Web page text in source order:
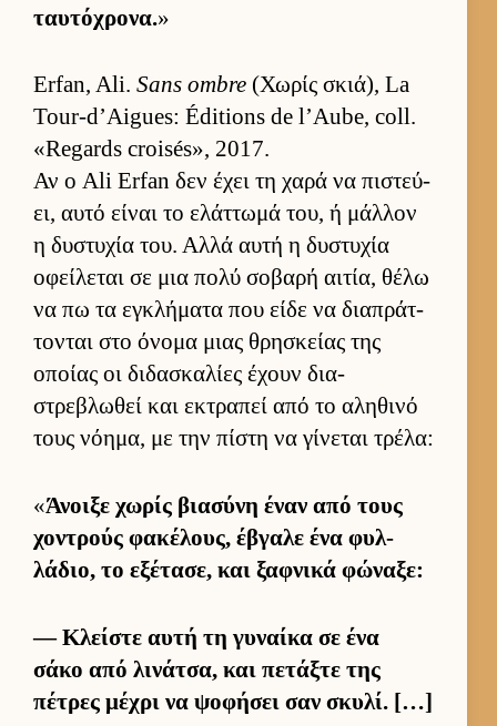
ταυ­τόχρονα.»
Erfan, Ali. Sans ombre (Χωρίς σκιά), La
Tour-d’Aigues: Éditions de l’Aube, coll.
«Regards croisés», 2017.
Αν ο Ali Erfan δεν έχει τη χαρά να πιστεύ­
ει, αυτό εί­ναι το ελάτ­τωμά του, ή μάλ­λον
η δυστυχία του. Αλλά αυτή η δυστυχία
οφεί­λεται σε μια πολύ σοβαρή αι­τία, θέλω
να πω τα εγκλήματα που είδε να δια­πράτ­
τονται στο όνομα μιας θρησκείας της
οποίας οι διδασκαλίες έχουν δια­
στρεβλωθεί και εκτραπεί από το αληθινό
τους νόη­μα, με την πίστη να γίνεται τρέλα:
«Άνοιξε χωρίς βια­σύνη έναν από τους
χοντρούς φακέλους, έβγαλε ένα φυλ­
λάδιο, το εξέτασε, και ξαφ­νικά φώναξε:
— Κλεί­στε αυτή τη γυναίκα σε ένα
σάκο από λινάτσα, και πετάξτε της
πέτρες μέχρι να ψοφήσει σαν σκυλί. […]